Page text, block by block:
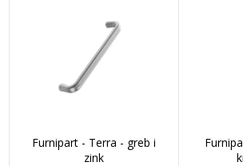
Furnipart - Terra - greb i
zink